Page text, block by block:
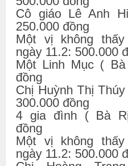
Cô giáo Lê Anh
250.000 đồng
Một vị không
ngày 11.2: 500.000
Một Linh Mục (
đồng
Chị Huỳnh Thị
300.000 đồng
4 gia đình ( Bà
đồng
Một vị không
ngày 11.2: 500.000